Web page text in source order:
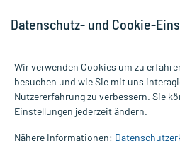
Alle Preise gelten inkl. MwSt., ggf.
Informationen auf dieser Website
die Untersuchung und Behandlung
Datenschutz- und Cookie-
Wir verwenden Cookies um zu
besuchen und wie Sie mit uns
Nutzererfahrung zu verbessern. Sie
Einstellungen jederzeit ändern.
Nähere Informationen: